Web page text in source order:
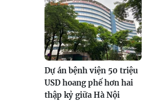
Dự án bệnh viện 50 triệu
USD hoang phế hơn hai
thập kỷ giữa Hà Nội